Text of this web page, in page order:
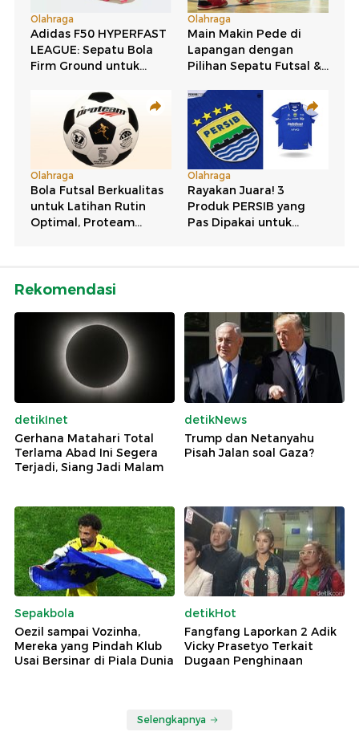
Rekomendasi
detikInet
Gerhana Matahari Total
Terlama Abad Ini Segera
Terjadi, Siang Jadi Malam
detikNews
Trump dan Netanyahu
Pisah Jalan soal Gaza?
Sepakbola
Oezil sampai Vozinha,
Mereka yang Pindah Klub
Usai Bersinar di Piala Dunia
detikHot
Fangfang Laporkan 2 Adik
Vicky Prasetyo Terkait
Dugaan Penghinaan
Selengkapnya